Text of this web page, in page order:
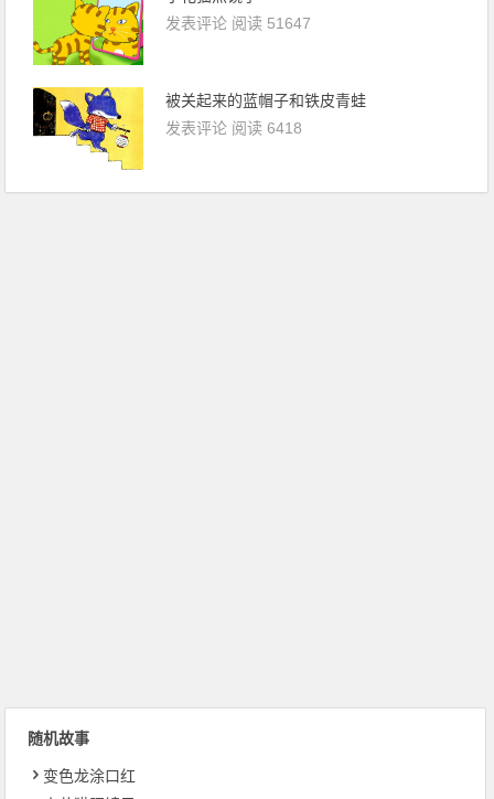
发表评论 阅读 51647
被关起来的蓝帽子和铁皮青蛙
发表评论 阅读 6418
随机故事
变色龙涂口红